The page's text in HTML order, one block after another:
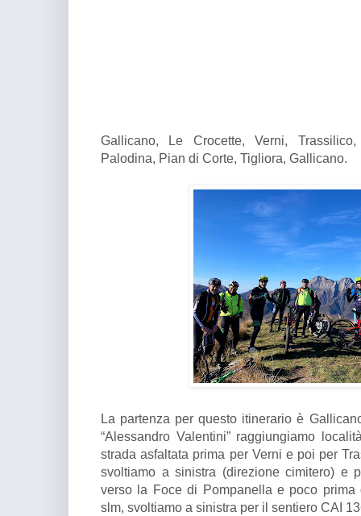
Gallicano, Le Crocette, Verni,
Palodina, Pian di Corte, Tigliora, Gallicano.
La partenza per questo itinerario è
“Alessandro Valentini” raggiungiamo
strada asfaltata prima per Verni e poi per
svoltiamo a sinistra (direzione cimitero) e
verso la Foce di Pompanella e poco
slm, svoltiamo a sinistra per il sentiero CAI